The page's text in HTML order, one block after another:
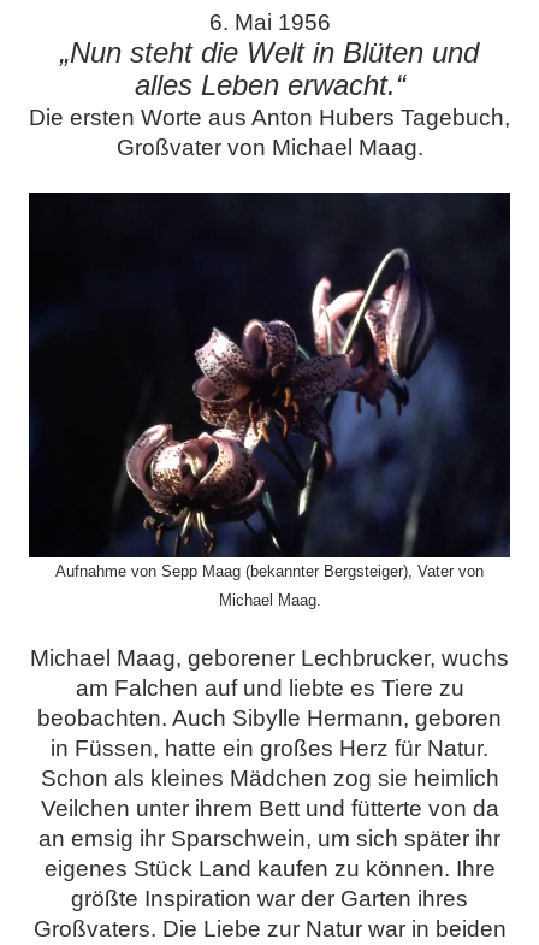
6. Mai 1956
„Nun steht die Welt in Blüten und
alles Leben erwacht.“
Die ersten Worte aus Anton Hubers Tagebuch,
Großvater von Michael Maag.
Aufnahme von Sepp Maag (bekannter Bergsteiger), Vater von
Michael Maag.
Michael Maag, geborener Lechbrucker, wuchs
am Falchen auf und liebte es Tiere zu
beobachten. Auch Sibylle Hermann, geboren
in Füssen, hatte ein großes Herz für Natur.
Schon als kleines Mädchen zog sie heimlich
Veilchen unter ihrem Bett und fütterte von da
an emsig ihr Sparschwein, um sich später ihr
eigenes Stück Land kaufen zu können. Ihre
größte Inspiration war der Garten ihres
Großvaters. Die Liebe zur Natur war in beiden